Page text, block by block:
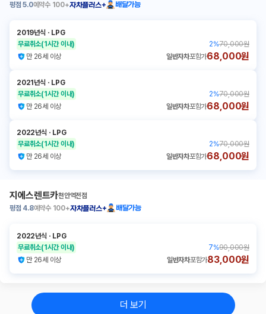
평점 5.0예약수 100+자차플러스+ 배달가능
2019년식 ㆍ LPG
무료취소(1시간 이내) 2%70,000원
만 26세 이상
일반자차포함가68,000원
2021년식 ㆍ LPG
무료취소(1시간 이내) 2%70,000원
만 26세 이상
일반자차포함가68,000원
2022년식 ㆍ LPG
무료취소(1시간 이내) 2%70,000원
만 26세 이상
일반자차포함가68,000원
지에스렌트카천안역전점
평점 4.8예약수 100+자차플러스+ 배달가능
2022년식 ㆍ LPG
무료취소(1시간 이내) 7%90,000원
만 26세 이상
일반자차포함가83,000원
더 보기